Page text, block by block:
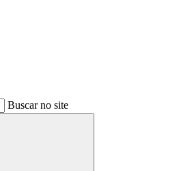
Buscar no site